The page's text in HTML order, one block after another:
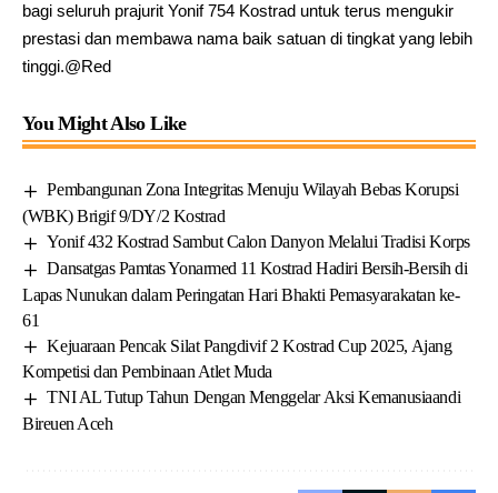
bagi seluruh prajurit Yonif 754 Kostrad untuk terus mengukir
prestasi dan membawa nama baik satuan di tingkat yang lebih
tinggi.@Red
You Might Also Like
Pembangunan Zona Integritas Menuju Wilayah Bebas Korupsi
(WBK) Brigif 9/DY/2 Kostrad
Yonif 432 Kostrad Sambut Calon Danyon Melalui Tradisi Korps
Dansatgas Pamtas Yonarmed 11 Kostrad Hadiri Bersih-Bersih di
Lapas Nunukan dalam Peringatan Hari Bhakti Pemasyarakatan ke-
61
Kejuaraan Pencak Silat Pangdivif 2 Kostrad Cup 2025, Ajang
Kompetisi dan Pembinaan Atlet Muda
TNI AL Tutup Tahun Dengan Menggelar Aksi Kemanusiaandi
Bireuen Aceh